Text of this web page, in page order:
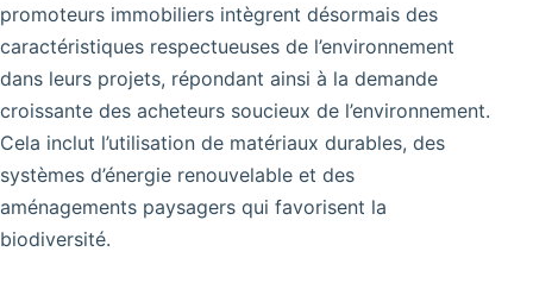
promoteurs immobiliers intègrent désormais des
caractéristiques respectueuses de l’environnement
dans leurs projets, répondant ainsi à la demande
croissante des acheteurs soucieux de l’environnement.
Cela inclut l’utilisation de matériaux durables, des
systèmes d’énergie renouvelable et des
aménagements paysagers qui favorisent la
biodiversité.